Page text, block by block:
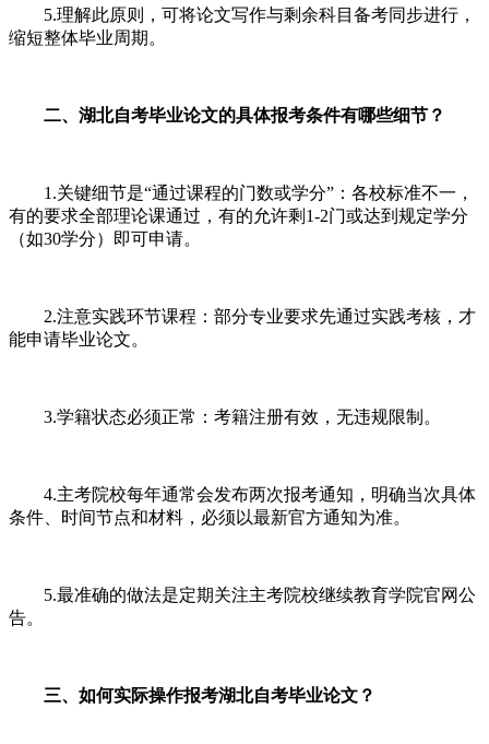
5.理解此原则，可将论文写作与剩余科目备考同步进行，
缩短整体毕业周期。
二、湖北自考毕业论文的具体报考条件有哪些细节？
1.关键细节是“通过课程的门数或学分”：各校标准不一，
有的要求全部理论课通过，有的允许剩1-2门或达到规定学分
（如30学分）即可申请。
2.注意实践环节课程：部分专业要求先通过实践考核，才
能申请毕业论文。
3.学籍状态必须正常：考籍注册有效，无违规限制。
4.主考院校每年通常会发布两次报考通知，明确当次具体
条件、时间节点和材料，必须以最新官方通知为准。
5.最准确的做法是定期关注主考院校继续教育学院官网公
告。
三、如何实际操作报考湖北自考毕业论文？